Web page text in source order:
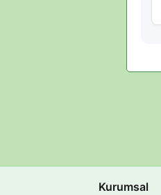
Kurumsal